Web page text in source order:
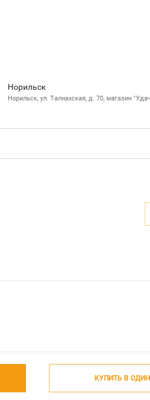
Норильск
Норильск, ул. Талнахская, д. 70, магазин
КУПИТЬ В